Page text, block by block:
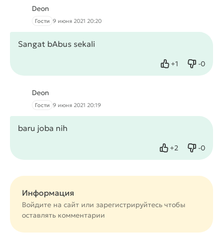
Deon
Гости 9 июня 2021 20:20
Sangat bAbus sekali
+1
Нравится -0
Не
Deon
Гости 9 июня 2021 20:19
baru joba nih
+2
Нравится -0
Не
Информация
Войдите на сайт или зарегистрируйтесь чтобы
оставлять комментарии